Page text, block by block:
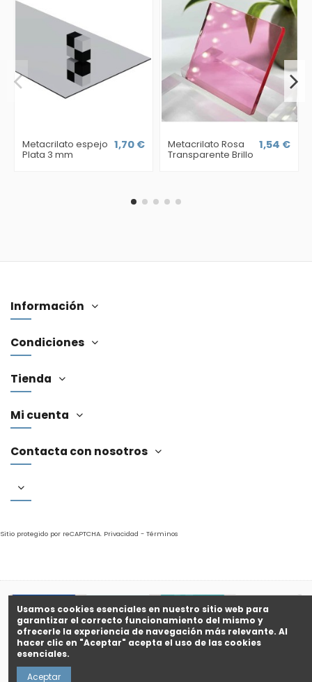
Metacrilato espejo
Plata 3 mm
1,70 € Metacrilato Rosa
Transparente Brillo
1,54 €
Información
Condiciones
Tienda
Mi cuenta
Contacta con nosotros
Sitio protegido por reCAPTCHA. Privacidad - Términos
©Evolutionshopes una marca registrada © 2017 - 2026 by Aloy
Usamos cookies esenciales en nuestro sitio web para
garantizar el correcto funcionamiento del mismo y
ofrecerle la experiencia de navegación más relevante. Al
hacer clic en "Aceptar" acepta el uso de las cookies
esenciales.
Aceptar